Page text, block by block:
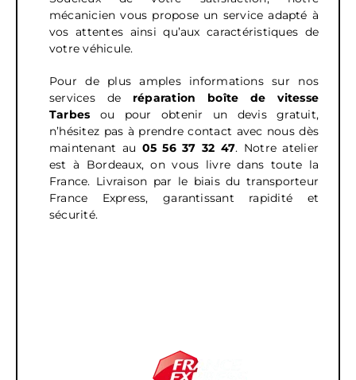
mécanicien vous propose un service adapté à
vos attentes ainsi qu’aux caractéristiques de
votre véhicule.
Pour de plus amples informations sur nos
services de réparation boîte de vitesse
Tarbes ou pour obtenir un devis gratuit,
n’hésitez pas à prendre contact avec nous dès
maintenant au 05 56 37 32 47. Notre atelier
est à Bordeaux, on vous livre dans toute la
France. Livraison par le biais du transporteur
France Express, garantissant rapidité et
sécurité.